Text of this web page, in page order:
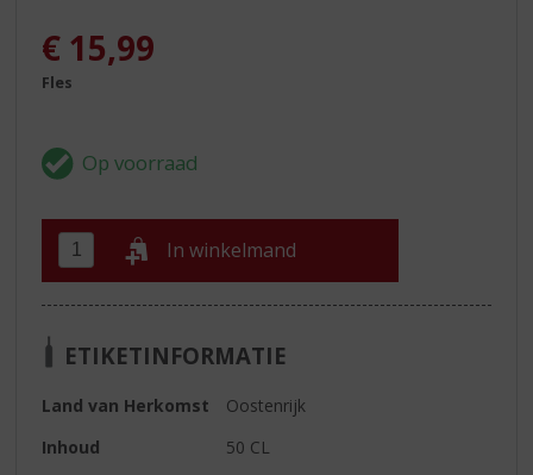
€ 15,99
Fles
In winkelmand
ETIKETINFORMATIE
Land van Herkomst
Oostenrijk
Inhoud
50 CL